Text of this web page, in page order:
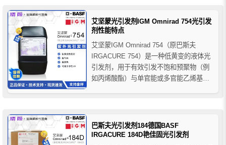
艾坚蒙光引发剂IGM Omnirad 754光引发
剂性能特点
艾坚蒙IGM Omnirad 754（原巴斯夫
IRGACURE 754）是一种低黄变的液体光
引发剂，用于有效引发不饱和预聚物（例
如丙烯酸酯）与单官能或多官能乙烯基单
后黄变最少。
巴斯夫光引发剂184德国BASF
IRGACURE 184D艳佳固光引发剂